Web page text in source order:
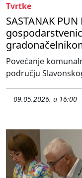
Tvrtke
SASTANAK
Povećanje
području
09.05.2026. u 16:00